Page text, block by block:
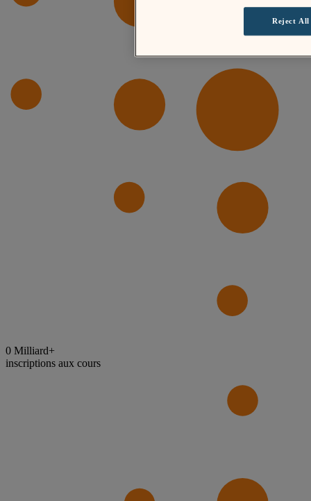
0 Milliard+
inscriptions aux cours
Reject All